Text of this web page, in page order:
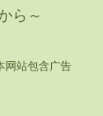
ら～
网站包含广告